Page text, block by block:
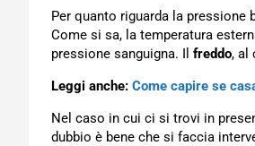
Per quanto riguarda la pressione
Come si sa, la temperatura
pressione sanguigna. Il freddo, al
Leggi anche: Come capire se
Nel caso in cui ci si trovi in
dubbio è bene che si faccia